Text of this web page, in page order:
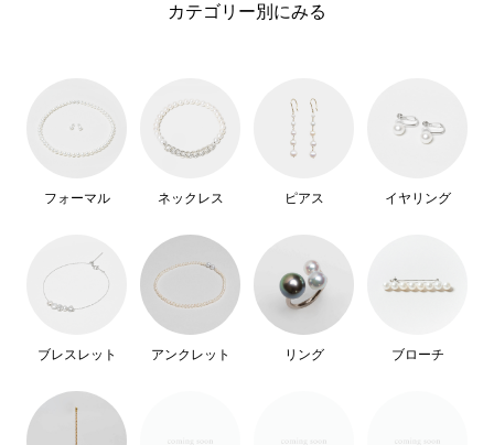
カテゴリー別にみる
フォーマル ネックレス ピアス イヤリング
ブレスレット アンクレット リング ブローチ